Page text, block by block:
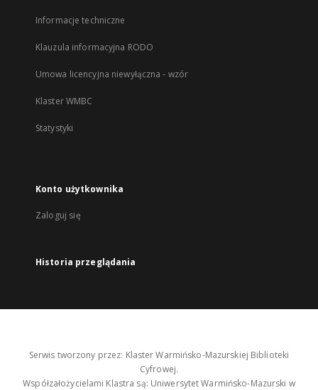
Informacje techniczne
Klauzula informacyjna RODO
Umowa licencyjna niewyłączna - wzór
Klaster WMBC
Statystyki
Konto użytkownika
Zaloguj się
Historia przeglądania
Serwis tworzony przez: Klaster Warmińsko-Mazurskiej Biblioteki
Cyfrowej.
Współzałożycielami Klastra są: Uniwersytet Warmińsko-Mazurski w